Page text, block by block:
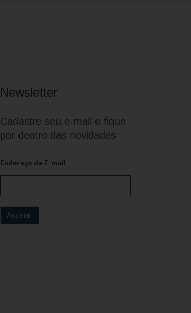
Newsletter
Cadastre seu e-mail e fique
por dentro das novidades
Endereço de E-mail